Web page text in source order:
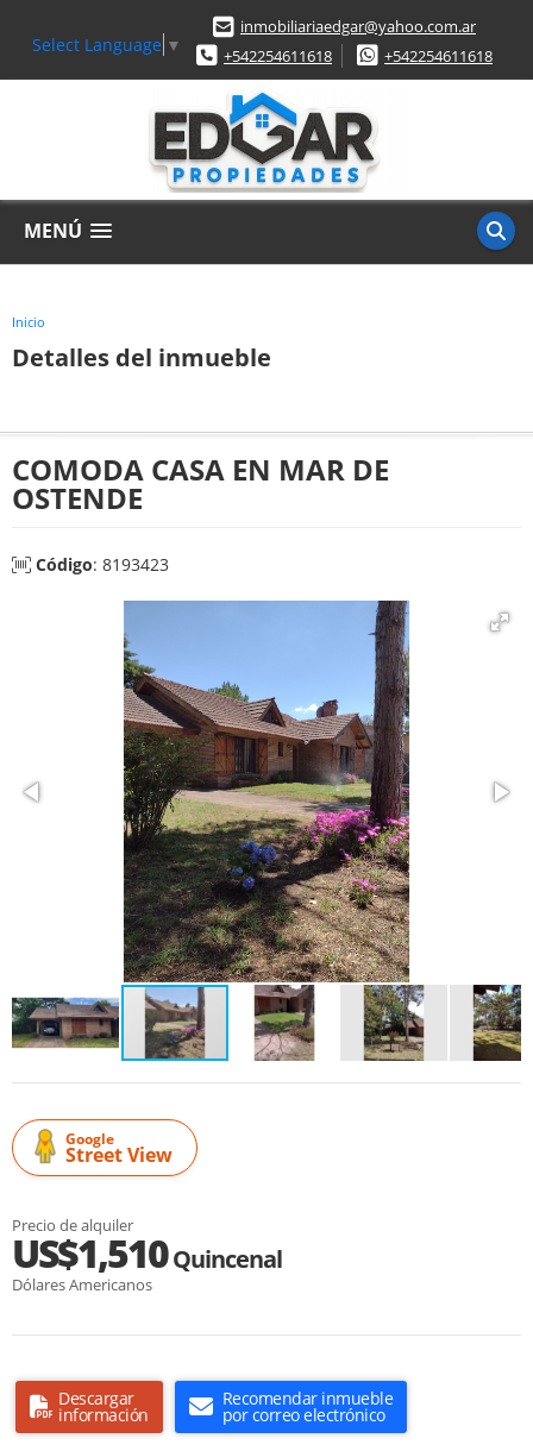
Select Language ▼
inmobiliariaedgar@yahoo.com.ar
+542254611618
+542254611618
MENÚ
Inicio
Detalles del inmueble
COMODA CASA EN MAR DE
OSTENDE
Código: 8193423
Google
Street View
Precio de alquiler
US$1,510Quincenal
Dólares Americanos
Descargar
información
Recomendar inmueble
por correo electrónico